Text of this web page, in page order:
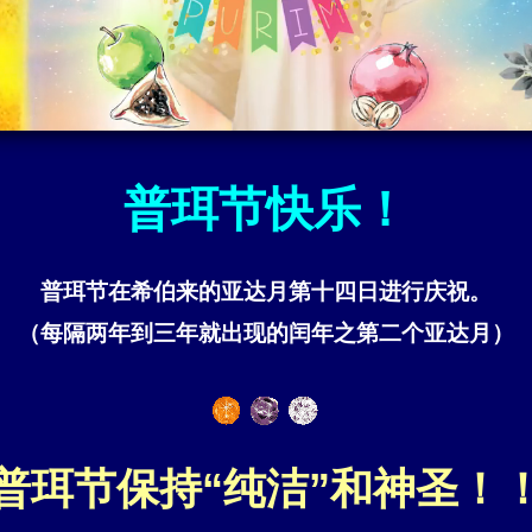
普珥节快乐！
普珥节在希伯来的亚达月第十四日进行庆祝。
（每隔两年到三年就出现的闰年之第二个亚达月）
珥节保持“纯洁”和神圣！